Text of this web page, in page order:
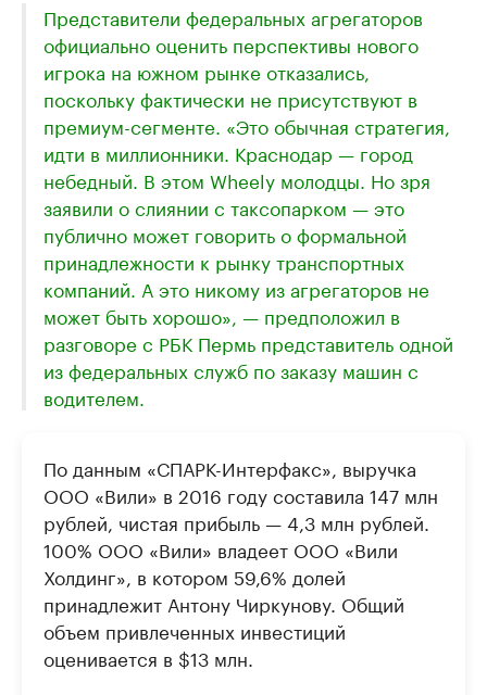
Представители федеральных агрегаторов
официально оценить перспективы нового
игрока на южном рынке отказались,
поскольку фактически не присутствуют в
премиум-сегменте. «Это обычная стратегия,
идти в миллионники. Краснодар — город
небедный. В этом ​Wheely молодцы. Но зря
заявили о слиянии с таксопарком — это
публично может говорить о формальной
принадлежности к рынку транспортных
компаний. А это никому из агрегаторов не
может быть хорошо», — предположил в
разговоре с РБК Пермь представитель одной
из федеральных служб по заказу машин с
водителем.
По данным «СПАРК-Интерфакс», выручка
ООО «Вили» в 2016 году составила 147 млн
рублей, чистая прибыль — 4,3 млн рублей.
100% ООО «Вили» владеет ООО «Вили
Холдинг», в котором 59,6% долей
принадлежит Антону Чиркунову. Общий
объем привлеченных инвестиций
оценивается в $13 млн.